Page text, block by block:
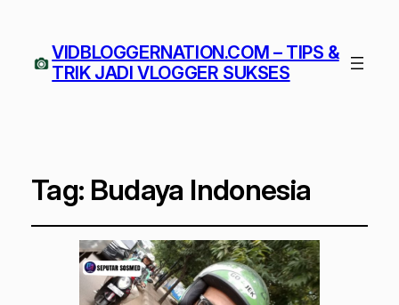
VIDBLOGGERNATION.COM – TIPS &
TRIK JADI VLOGGER SUKSES
Tag: Budaya Indonesia